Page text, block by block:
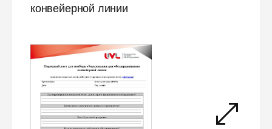
конвейерной линии